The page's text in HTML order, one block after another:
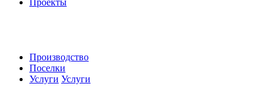
Проекты
Производство
Поселки
Услуги Услуги